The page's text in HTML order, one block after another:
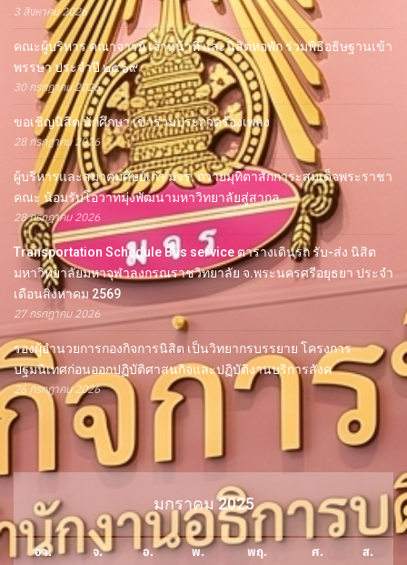
3 สิงหาคม 2026
คณะผู้บริหาร คณาจารย์ เจ้าหน้าที่ และนิสิตหอพัก ร่วมพิธีอธิษฐานเข้า
พรรษา ประจำปี ๒๕๖๙
30 กรกฎาคม 2026
ขอเชิญนิสิต นักศึกษา เข้าร่วมประกวดร้องเพลง
28 กรกฎาคม 2026
ผู้บริหารและสมาคมศิษย์เก่า มจร. ถวายมุทิตาสักการะสมเด็จพระราชา
คณะ น้อมรับโอวาทมุ่งพัฒนามหาวิทยาลัยสู่สากล
28 กรกฎาคม 2026
Transportation Schedule Bus service ตารางเดินรถ รับ-ส่ง นิสิต
มหาวิทยาลัยมหาจุฬาลงกรณราชวิทยาลัย จ.พระนครศรีอยุธยา ประจำ
เดือนสิงหาคม 2569
27 กรกฎาคม 2026
รองผู้อำนวยการกองกิจการนิสิต เป็นวิทยากรบรรยาย โครงการ
ปฐมนิเทศก่อนออกปฏิบัติศาสนกิจและปฏิบัติงานบริการสังค
26 กรกฎาคม 2026
มกราคม 2025
อา. จ. อ. พ. พฤ. ศ. ส.